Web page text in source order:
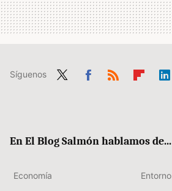
Síguenos
En El Blog Salmón hablamos de...
Economía Entorno